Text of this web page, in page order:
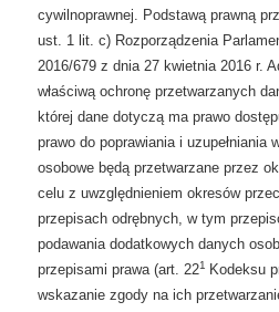
cywilnoprawnej. Podstawą prawną
ust. 1 lit. c) Rozporządzenia
2016/679 z dnia 27 kwietnia 2016 r.
właściwą ochronę przetwarzanych
której dane dotyczą ma prawo
prawo do poprawiania i uzupełniania
osobowe będą przetwarzane przez
celu z uwzględnieniem okresów
przepisach odrębnych, w tym
podawania dodatkowych danych
przepisami prawa (art. 221 Kodeksu
wskazanie zgody na ich